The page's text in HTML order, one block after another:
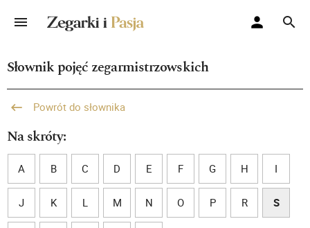
Słownik pojęć zegarmistrzowskich
Powrót do słownika
Na skróty:
A B C D E F G H I
J K L M N O P R S